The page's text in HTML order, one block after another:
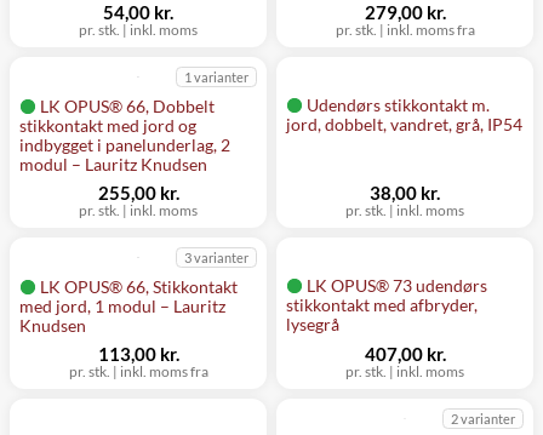
pr. stk. | inkl. moms
54,00 kr.
pr. stk. | inkl. moms fra
279,00 kr.
LK OPUS® 66, Dobbelt
stikkontakt med jord og
indbygget i panelunderlag, 2
modul – Lauritz Knudsen
1 varianter
pr. stk. | inkl. moms
255,00 kr.
Udendørs stikkontakt m.
jord, dobbelt, vandret, grå, IP54
pr. stk. | inkl. moms
38,00 kr.
LK OPUS® 66, Stikkontakt
med jord, 1 modul – Lauritz
Knudsen
3 varianter
pr. stk. | inkl. moms fra
113,00 kr.
LK OPUS® 73 udendørs
stikkontakt med afbryder,
lysegrå
pr. stk. | inkl. moms
407,00 kr.
2 varianter